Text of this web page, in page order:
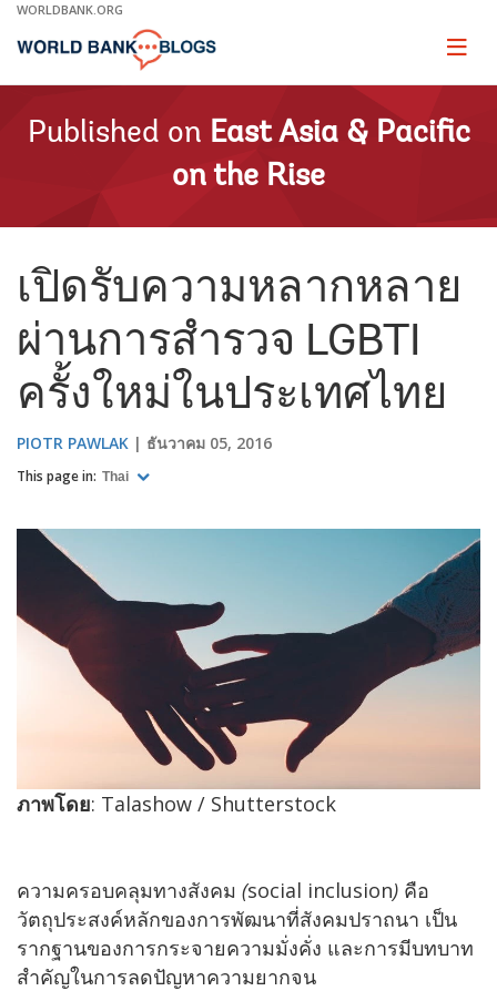
Skip
Main
WORLDBANK.ORG
Page
Published on East Asia & Pacific
on the Rise
เปิดรับความหลากหลาย
ผ่านการสำรวจ LGBTI
ครั้งใหม่ในประเทศไทย
PIOTR PAWLAK ธันวาคม 05, 2016
This page in: Thai
ภาพโดย: Talashow / Shutterstock
ความครอบคลุมทางสังคม (social inclusion) คือ
วัตถุประสงค์หลักของการพัฒนาที่สังคมปราถนา เป็น
รากฐานของการกระจายความมั่งคั่ง และการมีบทบาท
สำคัญในการลดปัญหาความยากจน